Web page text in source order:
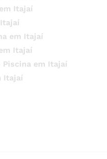
Itajaí
em Itajaí
Itajaí
Piscina em Itajaí
Itajaí